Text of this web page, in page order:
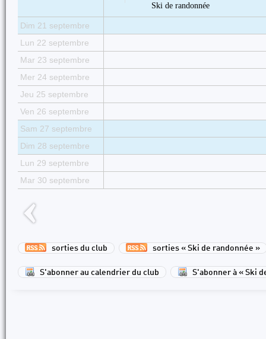
Ski de randonnée
Dim 21 septembre
Lun 22 septembre
Mar 23 septembre
Mer 24 septembre
Jeu 25 septembre
Ven 26 septembre
Sam 27 septembre
Dim 28 septembre
Lun 29 septembre
Mar 30 septembre
sorties du club sorties « Ski de randonnée »
S'abonner au calendrier du club S'abonner à « Ski